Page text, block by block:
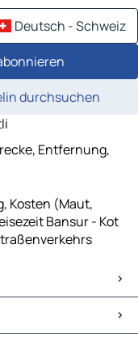
Deutsch - Schweiz
durchsuchen
Entfernung,
Kosten (Maut,
Bansur - Kot